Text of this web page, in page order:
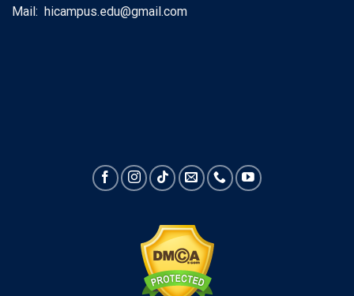
Mail: hicampus.edu@gmail.com